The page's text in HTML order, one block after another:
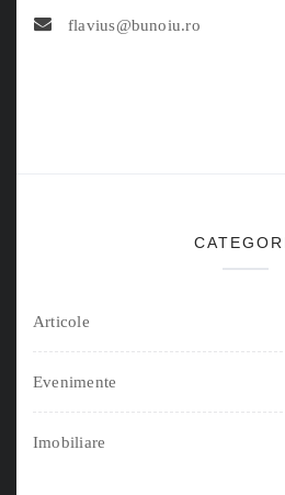
flavius@bunoiu.ro
Articole
Evenimente
Imobiliare